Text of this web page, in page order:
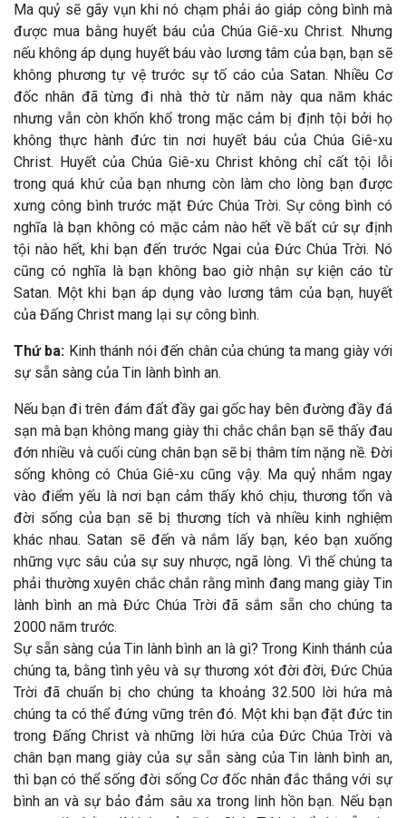
Ma quỷ sẽ gãy vụn khi nó chạm phải áo giáp công bình mà
được mua bằng huyết báu của Chúa Giê-xu Christ. Nhưng
nếu không áp dụng huyết báu vào lương tâm của bạn, bạn sẽ
không phương tự vệ trước sự tố cáo của Satan. Nhiều Cơ
đốc nhân đã từng đi nhà thờ từ năm này qua năm khác
nhưng vẫn còn khốn khổ trong mặc cảm bị định tội bởi họ
không thực hành đức tin nơi huyết báu của Chúa Giê-xu
Christ. Huyết của Chúa Giê-xu Christ không chỉ cất tội lỗi
trong quá khứ của bạn nhưng còn làm cho lòng bạn được
xưng công bình trước mặt Đức Chúa Trời. Sự công bình có
nghĩa là bạn không có mặc cảm nào hết về bất cứ sự định
tội nào hết, khi bạn đến trước Ngai của Đức Chúa Trời. Nó
cũng có nghĩa là bạn không bao giờ nhận sự kiện cáo từ
Satan. Một khi bạn áp dụng vào lương tâm của bạn, huyết
của Đấng Christ mang lại sự công bình.
Thứ ba: Kinh thánh nói đến chân của chúng ta mang giày với
sự sẵn sàng của Tin lành bình an.
Nếu bạn đi trên đám đất đầy gai gốc hay bên đường đầy đá
sạn mà bạn không mang giày thi chắc chắn bạn sẽ thấy đau
đớn nhiều và cuối cùng chân bạn sẽ bị thâm tím nặng nề. Đời
sống không có Chúa Giê-xu cũng vậy. Ma quỷ nhắm ngay
vào điểm yếu là nơi bạn cảm thấy khó chịu, thương tổn và
đời sống của bạn sẽ bị thương tích và nhiều kinh nghiệm
khác nhau. Satan sẽ đến và nắm lấy bạn, kéo bạn xuống
những vực sâu của sự suy nhược, ngã lòng. Vì thế chúng ta
phải thường xuyên chắc chắn rằng mình đang mang giày Tin
lành bình an mà Đức Chúa Trời đã sắm sẵn cho chúng ta
2000 năm trước.
Sự sẵn sàng của Tin lành bình an là gì? Trong Kinh thánh của
chúng ta, bằng tình yêu và sự thương xót đời đời, Đức Chúa
Trời đã chuẩn bị cho chúng ta khoảng 32.500 lời hứa mà
chúng ta có thể đứng vững trên đó. Một khi bạn đặt đức tin
trong Đấng Christ và những lời hứa của Đức Chúa Trời và
chân bạn mang giày của sự sẵn sàng của Tin lành bình an,
thì bạn có thể sống đời sống Cơ đốc nhân đắc thắng với sự
bình an và sự bảo đảm sâu xa trong linh hồn bạn. Nếu bạn